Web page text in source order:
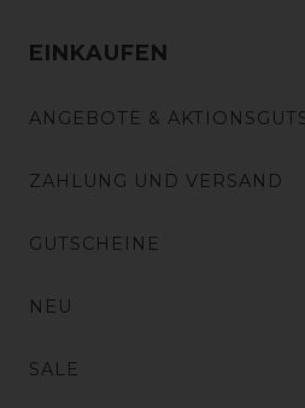
EINKAUFEN
ANGEBOTE &
ZAHLUNG UND VERSAND
GUTSCHEINE
NEU
SALE